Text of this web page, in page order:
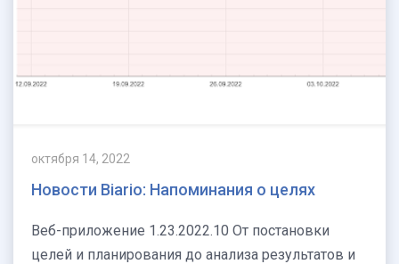
октября 14, 2022
Новости Biario: Напоминания о целях
Веб-приложение 1.23.2022.10 От постановки
целей и планирования до анализа результатов и